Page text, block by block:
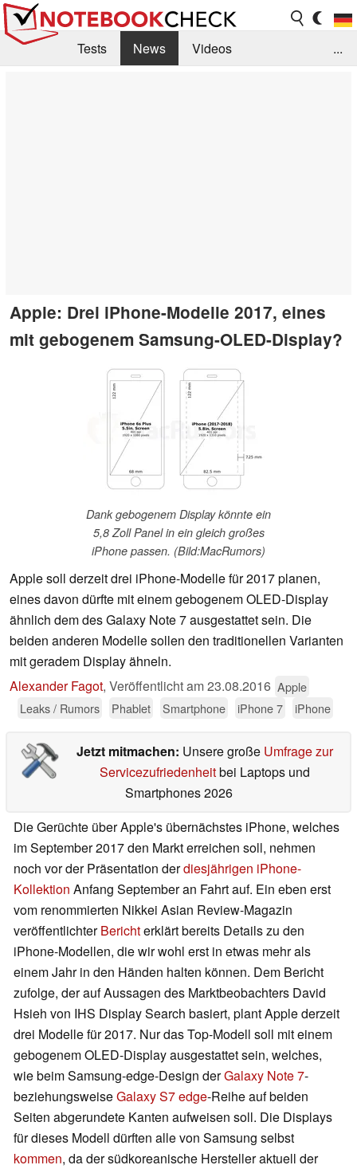
Tests News
Videos
...
Apple: Drei iPhone-Modelle 2017, eines
mit gebogenem Samsung-OLED-Display?
Dank gebogenem Display könnte ein
5,8 Zoll Panel in ein gleich großes
iPhone passen. (Bild:MacRumors)
Apple soll derzeit drei iPhone-Modelle für 2017 planen,
eines davon dürfte mit einem gebogenem OLED-Display
ähnlich dem des Galaxy Note 7 ausgestattet sein. Die
beiden anderen Modelle sollen den traditionellen Varianten
mit geradem Display ähneln.
Alexander Fagot, Veröffentlicht am23.08.2016 Apple
Leaks / Rumors
Phablet Smartphone iPhone 7 iPhone
Jetzt mitmachen: Unsere große Umfrage zur
Servicezufriedenheitbei Laptops und
Smartphones 2026
Die Gerüchte über Apple's übernächstes iPhone, welches
im September 2017 den Markt erreichen soll, nehmen
noch vor der Präsentation derdiesjährigen iPhone-
Kollektion Anfang September an Fahrt auf. Ein eben erst
vom renommierten Nikkei Asian Review-Magazin
veröffentlichterBerichterklärt bereits Details zu den
iPhone-Modellen, die wir wohl erst in etwas mehr als
einem Jahr in den Händen halten können. Dem Bericht
zufolge, der auf Aussagen des Marktbeobachters David
Hsieh von IHS Display Search basiert, plant Apple derzeit
drei Modelle für 2017. Nur das Top-Modell soll mit einem
gebogenem OLED-Display ausgestattet sein, welches,
wie beim Samsung-edge-Design derGalaxy Note 7-
beziehungsweiseGalaxy S7 edge-Reihe auf beiden
Seiten abgerundete Kanten aufweisen soll. Die Displays
für dieses Modell dürften alle von Samsung selbst
kommen, da der südkoreanische Hersteller aktuell der